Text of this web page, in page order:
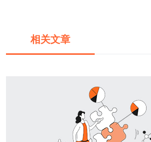
相关文章